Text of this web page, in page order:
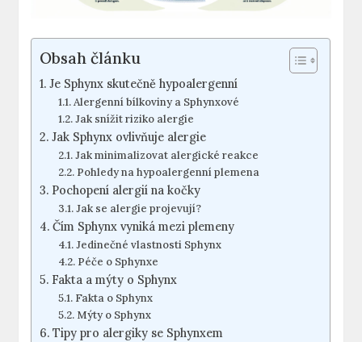
Obsah článku
Je Sphynx skutečně hypoalergenní
Alergenní bílkoviny a Sphynxové
Jak snížit riziko alergie
Jak Sphynx ovlivňuje alergie
Jak minimalizovat alergické reakce
Pohledy na hypoalergenní plemena
Pochopení alergií na kočky
Jak se alergie projevují?
Čím Sphynx vyniká mezi plemeny
Jedinečné vlastnosti Sphynx
Péče o Sphynxe
Fakta a mýty o Sphynx
Fakta o Sphynx
Mýty o Sphynx
Tipy pro alergiky se Sphynxem